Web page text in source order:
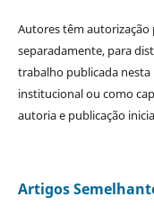
Autores têm
separadamente, para
trabalho publicada
institucional ou como
autoria e publicação
Artigos